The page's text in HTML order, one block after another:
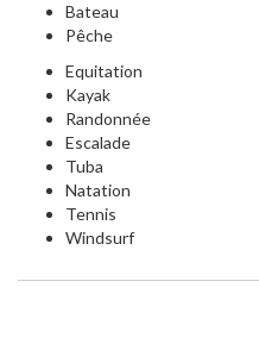
Bateau
Pêche
Equitation
Kayak
Randonnée
Escalade
Tuba
Natation
Tennis
Windsurf